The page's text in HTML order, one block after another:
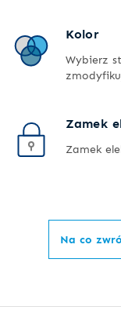
Kolor
Wybierz
Zamek
Zamek
Na co